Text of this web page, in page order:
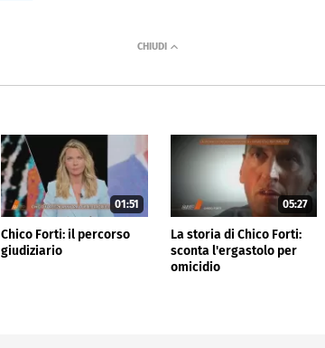
01:51
Chico Forti: il percorso
giudiziario
05:27
La storia di Chico Forti:
sconta l'ergastolo per
omicidio